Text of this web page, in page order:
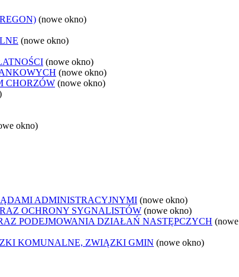
(nowe okno)
(nowe okno)
(nowe okno)
(nowe okno)
CHORZÓW (nowe okno)
okno)
ADMINISTRACYJNYMI (nowe okno)
OCHRONY SYGNALISTÓW (nowe okno)
PODEJMOWANIA DZIAŁAŃ NASTĘPCZYCH (nowe
KOMUNALNE, ZWIĄZKI GMIN (nowe okno)